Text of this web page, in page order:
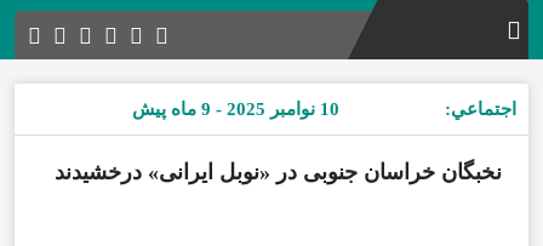
اجتماعي: 10 نوامبر 2025 - 9 ماه پیش
نخبگان خراسان جنوبی در «نوبل ایرانی» درخشیدند